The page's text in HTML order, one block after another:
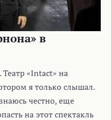
в
Театр «Intact» на
я только слышал.
честно, еще
на этот спектакль